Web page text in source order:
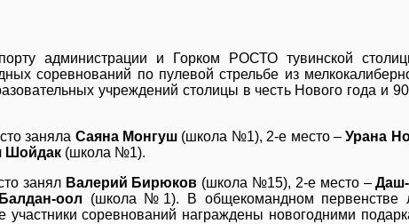
администрации и Горком РОСТО тувинской
соревнований по пулевой стрельбе из
учреждений столицы в честь Нового года и
заняла Саяна Монгуш (школа №1), 2-е место –Урана
Шойдак (школа №1).
занял Валерий Бирюков (школа №15), 2-е место –
оол (школа №1). В общекомандном первенстве
соревнований награждены новогодними